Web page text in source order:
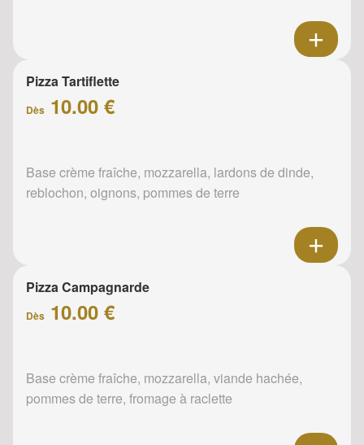
Pizza Tartiflette
Dès 10.00 €
Base crème fraîche, mozzarella, lardons de dinde,
reblochon, oignons, pommes de terre
Pizza Campagnarde
Dès 10.00 €
Base crème fraîche, mozzarella, viande hachée,
pommes de terre, fromage à raclette